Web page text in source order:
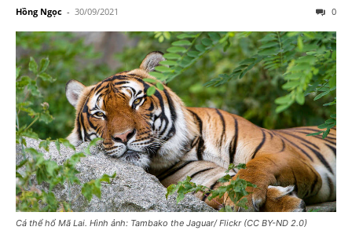
Hồng Ngọc - 30/09/2021 0
Cá thể hổ Mã Lai. Hình ảnh: Tambako the Jaguar/ Flickr (CC BY-ND 2.0)